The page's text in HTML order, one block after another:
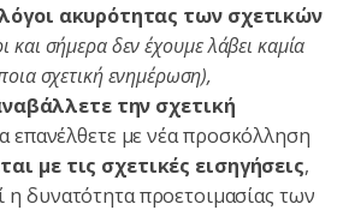
ακυρότητας των σχετικών
και σήμερα δεν έχουμε λάβει καμία
σχετική ενημέρωση),
την σχετική
επανέλθετε με νέα προσκόλληση
με τις σχετικές εισηγήσεις,
η δυνατότητα προετοιμασίας των